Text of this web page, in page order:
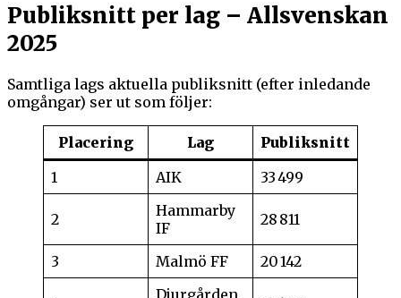
Publiksnitt per lag – Allsvenskan
2025
Samtliga lags aktuella publiksnitt (efter inledande
omgångar) ser ut som följer:
Placering Lag
Publiksnitt
1
AIK 33 499
2
Hammarby
IF
28 811
3 Malmö FF 20 142
Djurgården